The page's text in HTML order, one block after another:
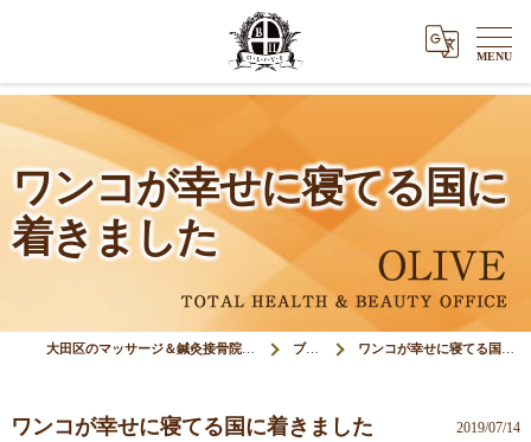
ワンコが幸せに寝てる国に
着きました
大田区のマッサージ＆鍼灸接骨院オリーブ(Olive) ブログ ワンコが幸せに寝てる国に着きました
ワンコが幸せに寝てる国に着きました 2019/07/14